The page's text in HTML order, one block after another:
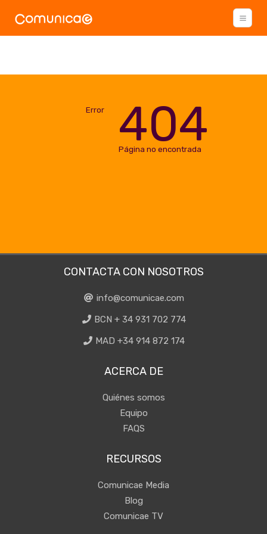
Error 404
Página no encontrada
CONTACTA CON NOSOTROS
info@comunicae.com
BCN + 34 931 702 774
MAD +34 914 872 174
ACERCA DE
Quiénes somos
Equipo
FAQS
RECURSOS
Comunicae Media
Blog
Comunicae TV